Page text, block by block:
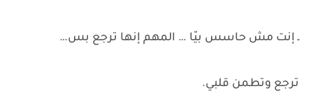
ـ إنت مش حاسس بيّا … المهم إنها ترجع بس…
ترجع وتطمن قلبي.